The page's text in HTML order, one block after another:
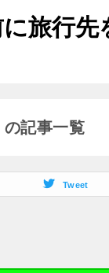
旅行先
の記事一覧
Tweet